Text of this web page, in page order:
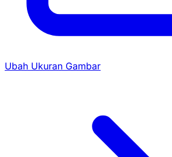
Ubah Ukuran Gambar